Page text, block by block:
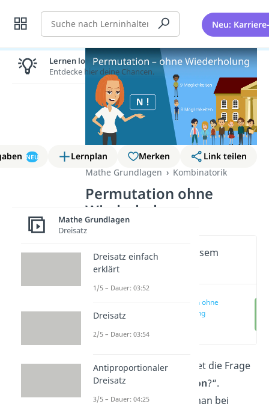
Suche Neu:
NEU Lernplan Merken
Link teilen
Mathe Grundlagen
Kombinatorik
Permutation ohne
Wiederholung
Wichtige Inhalte in diesem
Video
Permutation ohne
Wiederholung
Dieser Artikel beantwortet die Frage
Was ist eine Permutation?“.
Generell unterscheidet man bei
Lernen lohnt sich!
Entdecke hier deine Chancen.
Mathe Grundlagen
Dreisatz
Dreisatz einfach
erklärt
1/5 – Dauer: 03:52
Dreisatz
2/5 – Dauer: 03:54
Antiproportionaler
Dreisatz
3/5 – Dauer: 04:25